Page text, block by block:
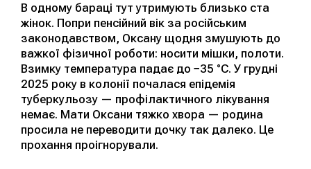
В одному бараці тут утримують близько ста
жінок. Попри пенсійний вік за російським
законодавством, Оксану щодня змушують до
важкої фізичної роботи: носити мішки, полоти.
Взимку температура падає до −35 °C. У грудні
2025 року в колонії почалася епідемія
туберкульозу — профілактичного лікування
немає. Мати Оксани тяжко хвора — родина
просила не переводити дочку так далеко. Це
прохання проігнорували.